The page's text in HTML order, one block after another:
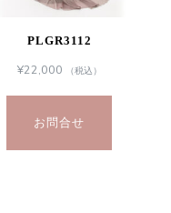
PLGR3112
¥22,000 （税込）
お問合せ